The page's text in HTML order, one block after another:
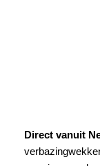
Direct vanuit